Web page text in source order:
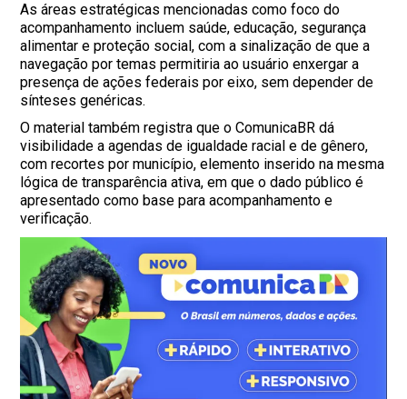
As áreas estratégicas mencionadas como foco do
acompanhamento incluem saúde, educação, segurança
alimentar e proteção social, com a sinalização de que a
navegação por temas permitiria ao usuário enxergar a
presença de ações federais por eixo, sem depender de
sínteses genéricas.
O material também registra que o ComunicaBR dá
visibilidade a agendas de igualdade racial e de gênero,
com recortes por município, elemento inserido na mesma
lógica de transparência ativa, em que o dado público é
apresentado como base para acompanhamento e
verificação.